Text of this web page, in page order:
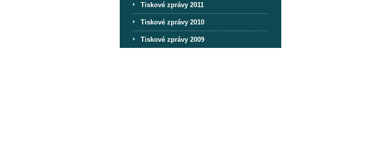
Tiskové zprávy 2011
Tiskové zprávy 2010
Tiskové zprávy 2009